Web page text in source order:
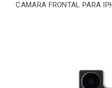
CAMARA FRONTAL PARA